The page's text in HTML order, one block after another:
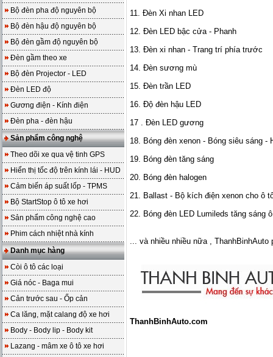
Bộ đèn pha độ nguyên bộ
Bộ đèn hậu độ nguyên bộ
Bộ đèn gầm độ nguyên bộ
Đèn gầm theo xe
Bộ đèn Projector - LED
Đèn LED độ
Gương điện - Kính điện
Đèn pha - đèn hậu
Sản phẩm công nghệ
Theo dõi xe qua vệ tinh GPS
Hiển thị tốc độ trên kính lái - HUD
Cảm biến áp suất lốp - TPMS
Bộ StartStop ô tô xe hơi
Sản phẩm công nghệ cao
Phim cách nhiệt nhà kính
Danh mục hàng
Còi ô tô các loại
Giá nóc - Baga mui
Cản trước sau - Ốp cản
Ca lăng, mặt calang độ xe hơi
Body - Body lip - Body kit
Lazang - mâm xe ô tô xe hơi
11. Đèn Xi nhan LED
12. Đèn LED bậc cửa - Phanh
13. Đèn xi nhan - Trang trí phía trước
14. Đèn sương mù
15. Đèn trần LED
16. Độ đèn hậu LED
17 . Đèn LED gương
18. Bóng đèn xenon - Bóng siêu sáng -
19. Bóng đèn tăng sáng
20. Bóng đèn halogen
21. Ballast - Bộ kích điện xenon cho ô
22. Bóng đèn LED Lumileds tăng sáng
... và nhiều nhiều nữa ,
ThanhBinhAuto.com